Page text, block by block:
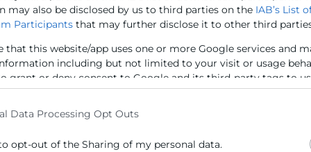
may also be disclosed by us to third parties on the IAB’s List
Participants that may further disclose it to other third
that this website/app uses one or more Google services and
including but not limited to your visit or usage
grant or deny consent to Google and its third-party tags to
specified purposes in below Google consent section.
Data Processing Opt Outs
opt-out of the Sharing of my personal data.
poner en
y posibles
Taller de creación de empresas
marcha su empresa, así como las
líneas de financiación.
10 Sep
Jornada
conoce lo
Side Event | GoDigital Comarcal